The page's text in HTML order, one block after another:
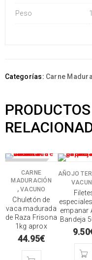
Peso
Categorías: Carne
PRODUCTOS
CARNE
MADURACIÓN
, VACUNO
Chuletón de
vaca madurada
de Raza Frisona
1kg aprox
44.95€
AÑOJO
empanar
Bandeja
9.50